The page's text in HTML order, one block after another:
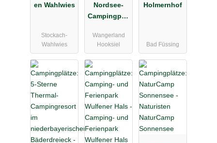
en Wahlwies
Stockach-
Wahlwies
Nordsee-
Campingplat
Wangerland
Hooksiel
Holmernhof
Bad Füssing